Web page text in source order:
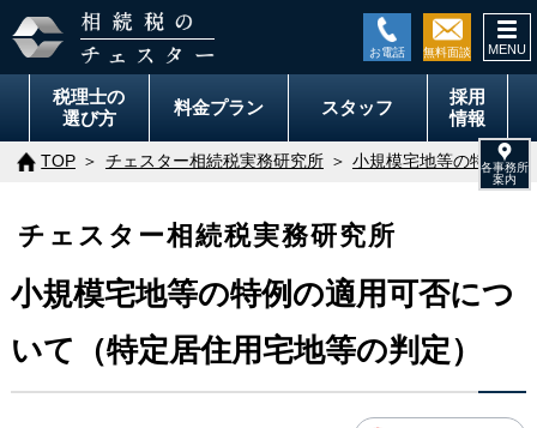
税理士の
選び方
料金プラン スタッフ
採用
情報
TOP チェスター相続税実務研究所 小規模宅地等の特例の
チェスター相続税実務研究所
小規模宅地等の特例の適用可否につ
いて（特定居住用宅地等の判定）